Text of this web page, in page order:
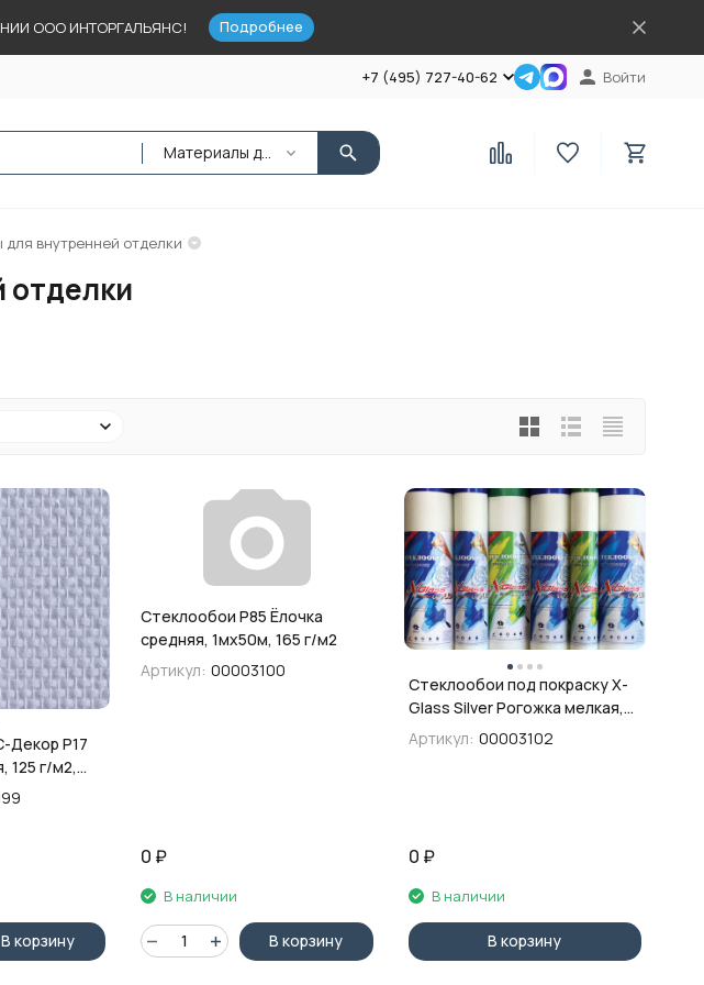
ООО ИНТОРГАЛЬЯНС! Подробнее
+7 (495) 727-40-62 Войти
Материалы для внутренней отделки
внутренней отделки
отделки
P17
125 г/м2,
В корзину
Стеклообои P85 Ёлочка
средняя, 1мх50м, 165 г/м2
Артикул: 00003100
0 ₽
В наличии
В корзину
Стеклообои под покраску X-
Glass Silver Рогожка мелкая,
1х25 м
Артикул: 00003102
0 ₽
В наличии
В корзину